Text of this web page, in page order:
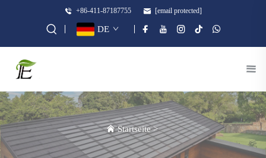
+86-411-87187755 [email protected]
DE
Startseite>